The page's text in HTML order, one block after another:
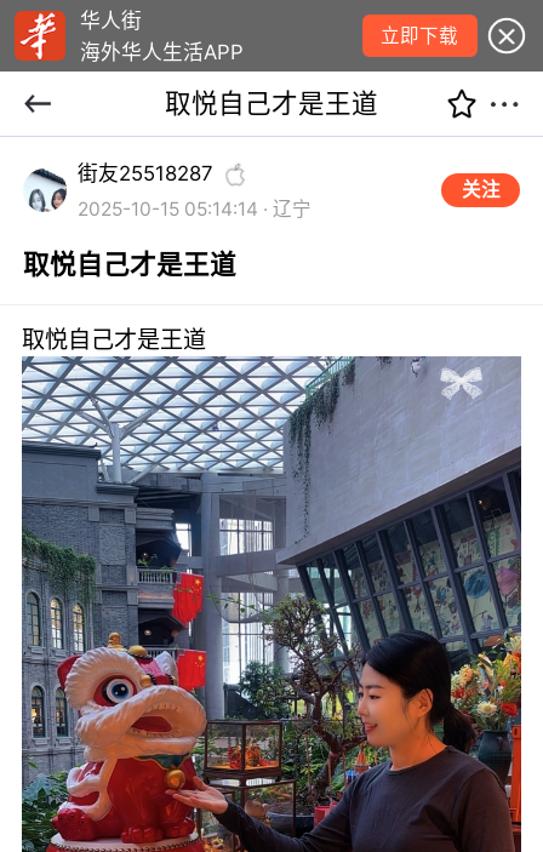
华人街
海外华人生活APP
立即下载
取悦自己才是王道
街友25518287
2025-10-15 05:14:14 · 辽宁
关注
取悦自己才是王道
取悦自己才是王道